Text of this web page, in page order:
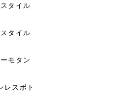
タイル
タイル
モタン
レスボト